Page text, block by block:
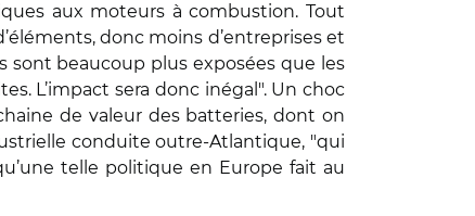
aux moteurs à combustion. Tout
donc moins d’entreprises et
sont beaucoup plus exposées que les
L’impact sera donc inégal". Un choc
de valeur des batteries, dont on
conduite outre-Atlantique, "qui
telle politique en Europe fait au